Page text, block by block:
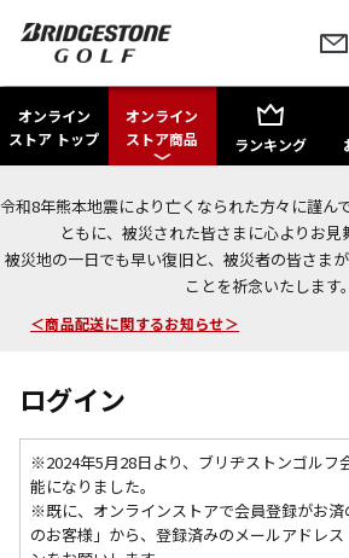
オンライン
ストア トップ
オンライン
ストア商品
ランキング
令和8年熊本地震により亡くなられた方々に謹ん
ともに、被災された皆さまに心よりお見
被災地の一日でも早い復旧と、被災者の皆さま
ことを祈念いたします。
＜商品配送に関するお知らせ＞
今なら新規会員登録で1,000円OFFクーポンプ
ログイン
※2024年5月28日より、ブリヂストンゴルフ
能になりました。
※既に、 オンラインストアで会員登録がお
のお客様」から、登録済みのメールアドレ